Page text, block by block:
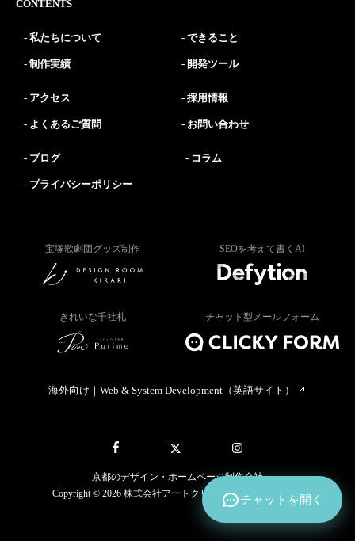
CONTENTS
私たちについて できること
制作実績 開発ツール
アクセス 採用情報
よくあるご質問 お問い合わせ
ブログ コラム
プライバシーポリシー
宝塚歌劇団グッズ制作 SEOを考えて書くAI
きれいな千社札 チャット型メールフォーム
海外向け｜Web & System Development（英語サイト）
京都のデザイン・ホームページ制作会社
Copyright © 2026 株式会社アートクリック All rights reserved.
チャットを開く